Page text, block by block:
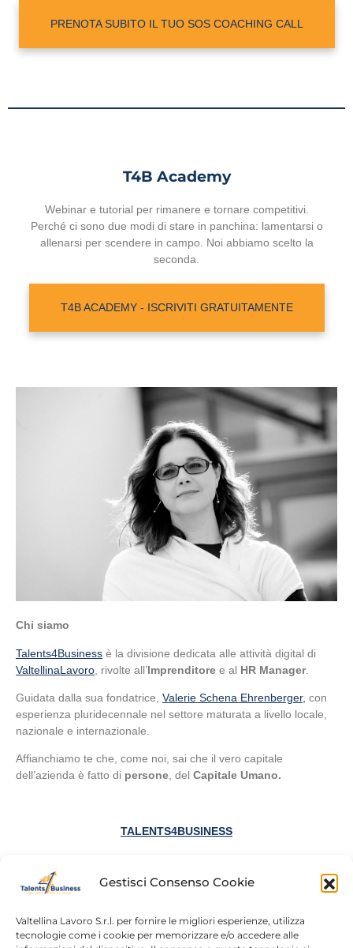
Gestisci Consenso Cookie
Valtellina Lavoro S.r.l. per fornire le migliori esperienze, utilizza
tecnologie come i cookie per memorizzare e/o accedere alle
PRENOTA SUBITO IL TUO SOS COACHING CALL
T4B Academy
Webinar e tutorial per rimanere e tornare competitivi.
Perché ci sono due modi di stare in panchina: lamentarsi o
allenarsi per scendere in campo. Noi abbiamo scelto la
seconda.
T4B ACADEMY - ISCRIVITI GRATUITAMENTE
Chi siamo
Talents4Business è la divisione dedicata alle attività digital di
ValtellinaLavoro , rivolte all’Imprenditore e al HR Manager.
Guidata dalla sua fondatrice, Valerie Schena Ehrenberger, con
esperienza pluridecennale nel settore maturata a livello locale,
nazionale e internazionale.
Affianchiamo te che, come noi, sai che il vero capitale
dell’azienda è fatto di persone, del Capitale Umano.
TALENTS4BUSINESS